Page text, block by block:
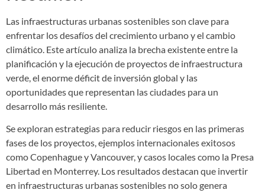
Las infraestructuras urbanas sostenibles son clave para
enfrentar los desafíos del crecimiento urbano y el cambio
climático. Este artículo analiza la brecha existente entre la
planificación y la ejecución de proyectos de infraestructura
verde, el enorme déficit de inversión global y las
oportunidades que representan las ciudades para un
desarrollo más resiliente.
Se exploran estrategias para reducir riesgos en las primeras
fases de los proyectos, ejemplos internacionales exitosos
como Copenhague y Vancouver, y casos locales como la Presa
Libertad en Monterrey. Los resultados destacan que invertir
en infraestructuras urbanas sostenibles no solo genera